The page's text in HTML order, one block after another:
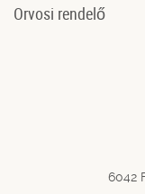
Orvosi rendelő
6042